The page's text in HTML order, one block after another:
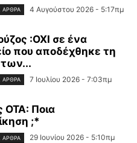
ΆΡΘΡΑ 4 Αυγούστου 2026 - 5:17πμ
:ΟΧΙ σε ένα
που αποδέχθηκε τη
ΆΡΘΡΑ 7 Ιουλίου 2026 - 7:03πμ
ΟΤΑ: Ποια
;*
ΆΡΘΡΑ 29 Ιουνίου 2026 - 5:10πμ